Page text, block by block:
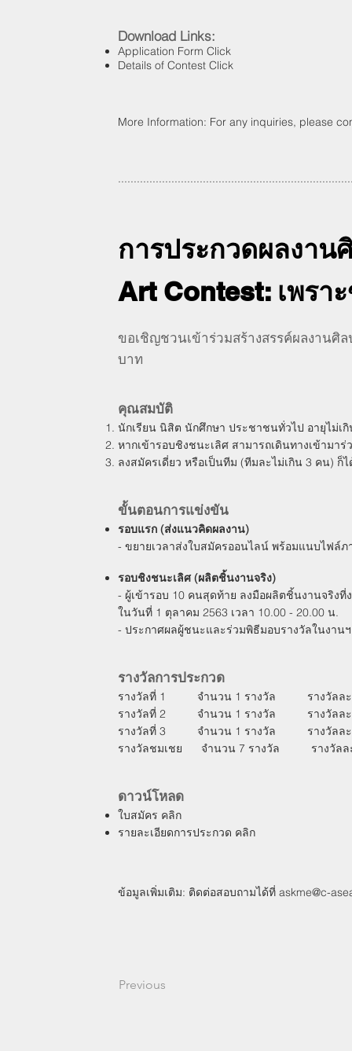
Download Links:
Application Form Click
Details of Contest Click
More Information: For any inquiries, please
การประกวดผลงาน
Art Contest: เพรา
ขอเชิญชวนเข้าร่วมสร้างสรรค์ผลงานศิล
บาท
คุณสมบัติ
นักเรียน นิสิต นักศึกษา ประชาชนทั่วไป อายุไม่เ
หากเข้ารอบชิงชนะเลิศ สามารถเดินทางเข้ามา
ลงสมัครเดี่ยว หรือเป็นทีม (ทีมละไม่เกิน 3 คน) ก็
ขั้นตอนการแข่งขัน
รอบแรก (ส่งแนวคิดผลงาน)
- ขยายเวลาส่งใบสมัครออนไลน์ พร้อมแนบไฟล์ภ
รอบชิงชนะเลิศ (ผลิตชิ้นงานจริง)
- ผู้เข้ารอบ 10 คนสุดท้าย ลงมือผลิตชิ้นงานจริง
ในวันที่ 1 ตุลาคม 2563 เวลา 10.00 - 20.00 น.
- ประกาศผลผู้ชนะและร่วมพิธีมอบรางวัลในงาน
รางวัลการประกวด
รางวัลที่ 1 จำนวน 1 รางวัล รางวัลละ
รางวัลที่ 2 จำนวน 1 รางวัล รางวัลละ
รางวัลที่ 3 จำนวน 1 รางวัล รางวัลละ
รางวัลชมเชย จำนวน 7 รางวัล รางวัลละ
ดาวน์โหลด
ใบสมัคร คลิก
รายละเอียดการประกวด คลิก
ข้อมูลเพิ่มเติม: ติดต่อสอบถามได้ที่ askme@c-
Previous